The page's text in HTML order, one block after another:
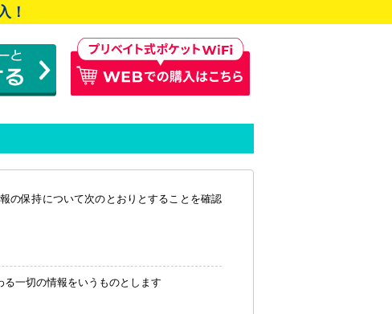
！
の保持について次のとおりとすることを確認
一切の情報をいうものとします